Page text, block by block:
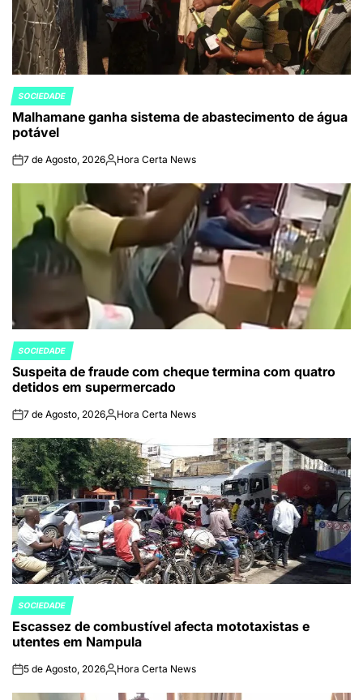
POSTED
IN
SOCIEDADE
Malhamane ganha sistema de abastecimento de água
potável
on7 de Agosto, 2026Publicado
Hora Certa News
POSTED
IN
SOCIEDADE
Suspeita de fraude com cheque termina com quatro
detidos em supermercado
on7 de Agosto, 2026Publicado
Hora Certa News
POSTED
IN
SOCIEDADE
Escassez de combustível afecta mototaxistas e
utentes em Nampula
on5 de Agosto, 2026Publicado
Hora Certa News